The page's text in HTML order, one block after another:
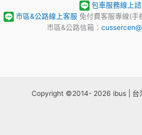
包車服務線上
市區&公路線上客服 免付費客服專線(
市區&公路信箱：
Copyright ©2014- 2026 ibus | 台